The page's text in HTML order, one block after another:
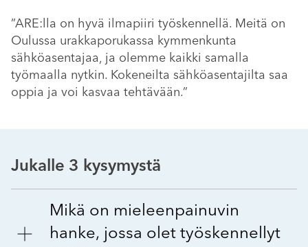
”ARE:lla on hyvä ilmapiiri työskennellä. Meitä on
Oulussa urakkaporukassa kymmenkunta
sähköasentajaa, ja olemme kaikki samalla
työmaalla nytkin. Kokeneilta sähköasentajilta saa
oppia ja voi kasvaa tehtävään.”
Jukalle 3 kysymystä
Mikä on mieleenpainuvin
hanke, jossa olet työskennellyt